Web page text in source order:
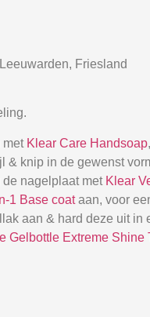
Friesland
met Klear Care Handsoap
knip in de gewenst
nagelplaat met Klear
1 Base coataan, voor
aan & hard deze uit
Gelbottle Extreme Shine